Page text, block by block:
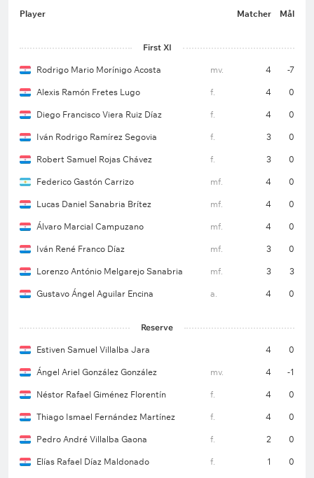
Player Matcher Mål
First XI
Rodrigo Mario Morínigo Acosta mv. 4 -7
Alexis Ramón Fretes Lugo f. 4 0
Diego Francisco Viera Ruiz Díaz f. 4 0
Iván Rodrigo Ramírez Segovia f. 3 0
Robert Samuel Rojas Chávez f. 3 0
Federico Gastón Carrizo mf. 4 0
Lucas Daniel Sanabria Brítez mf. 4 0
Álvaro Marcial Campuzano mf. 4 0
Iván René Franco Díaz mf. 3 0
Lorenzo António Melgarejo Sanabria mf. 3 3
Gustavo Ángel Aguilar Encina a. 4 0
Reserve
Estiven Samuel Villalba Jara 4 0
Ángel Ariel González González mv. 4 -1
Néstor Rafael Giménez Florentín f. 4 0
Thiago Ismael Fernández Martínez f. 4 0
Pedro André Villalba Gaona f. 2 0
Elías Rafael Díaz Maldonado f. 1 0